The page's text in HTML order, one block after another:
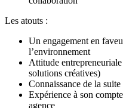
Les atouts :
Un engagement en
l’environnement
Attitude
solutions créatives)
Connaissance de la
Expérience à son
agence